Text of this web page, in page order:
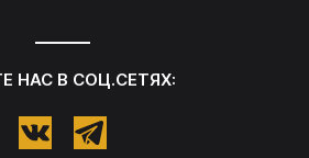
НАС В СОЦ.СЕТЯХ: